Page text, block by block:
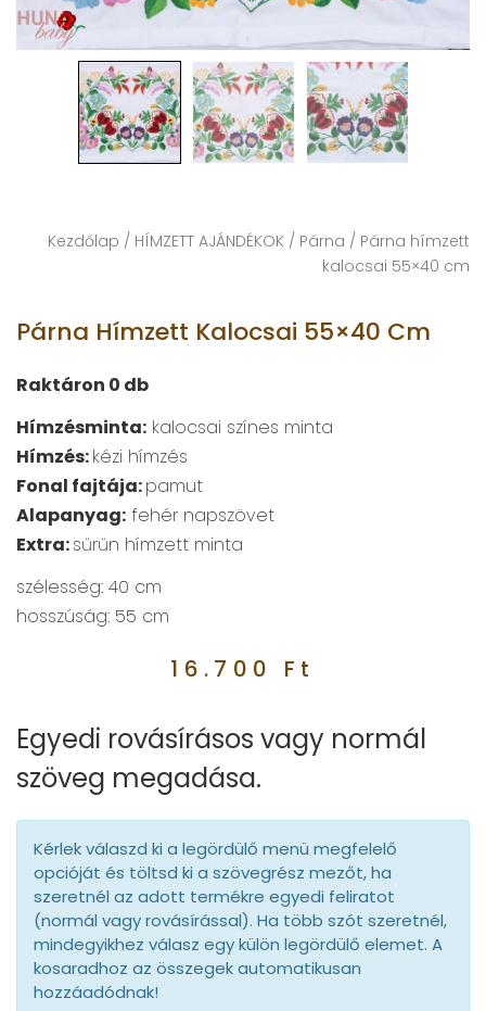
Kezdőlap / HÍMZETT AJÁNDÉKOK / Párna / Párna hímzett
kalocsai 55×40 cm
Párna Hímzett Kalocsai 55×40 Cm
Raktáron 0 db
Hímzésminta: kalocsai színes minta
Hímzés:kézi hímzés
Fonal fajtája:pamut
Alapanyag: fehér napszövet
Extra:sűrűn hímzett minta
szélesség: 40 cm
hosszúság: 55 cm
16.700 Ft
Egyedi rovásírásos vagy normál
szöveg megadása.
Kérlek válaszd ki a legördülő menü megfelelő
opcióját és töltsd ki a szövegrész mezőt, ha
szeretnél az adott termékre egyedi feliratot
(normál vagy rovásírással). Ha több szót szeretnél,
mindegyikhez válasz egy külön legördülő elemet. A
kosaradhoz az összegek automatikusan
hozzáadódnak!